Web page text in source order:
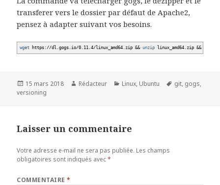
transferer vers le dossier par défaut de Apache2,
pensez à adapter suivant vos besoins.
wget https://dl.gogs.io/0.11.4/ linux_amd64.zip&& unzip linux_amd64.zip&&
Publié
le
15 mars 2018 Auteur
Rédacteur Catégories
Linux, Ubuntu
Mots-
git, gogs,
versioning
Laisser un commentaire
Votre adresse e-mail ne sera pas publiée. Les champs
obligatoires sont indiqués avec*
COMMENTAIRE*